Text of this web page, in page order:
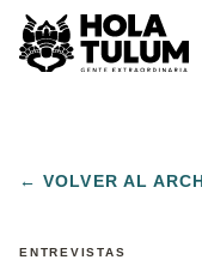
← VOLVER AL
ENTREVISTAS